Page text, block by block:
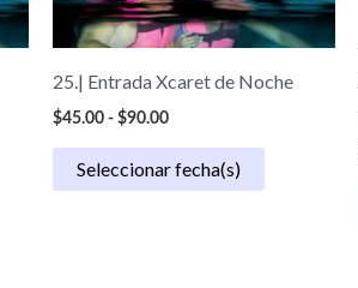
25.| Entrada Xcaret de Noche
$45.00 - $90.00
Seleccionar fecha(s)